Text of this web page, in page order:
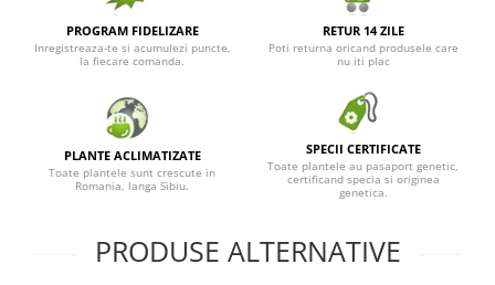
PROGRAM FIDELIZARE
Inregistreaza-te si acumulezi puncte,
la fiecare comanda.
RETUR 14 ZILE
Poti returna oricand produsele care
nu iti plac
PLANTE ACLIMATIZATE
Toate plantele sunt crescute in
Romania, langa Sibiu.
SPECII CERTIFICATE
Toate plantele au pasaport genetic,
certificand specia si originea
genetica.
PRODUSE ALTERNATIVE